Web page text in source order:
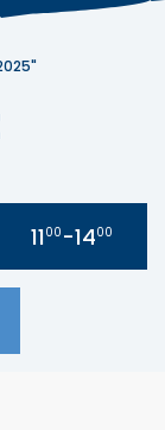
1100 -1400